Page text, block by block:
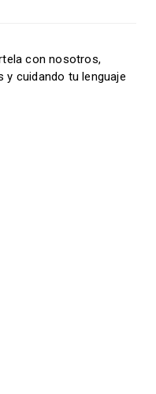
con nosotros,
y cuidando tu lenguaje